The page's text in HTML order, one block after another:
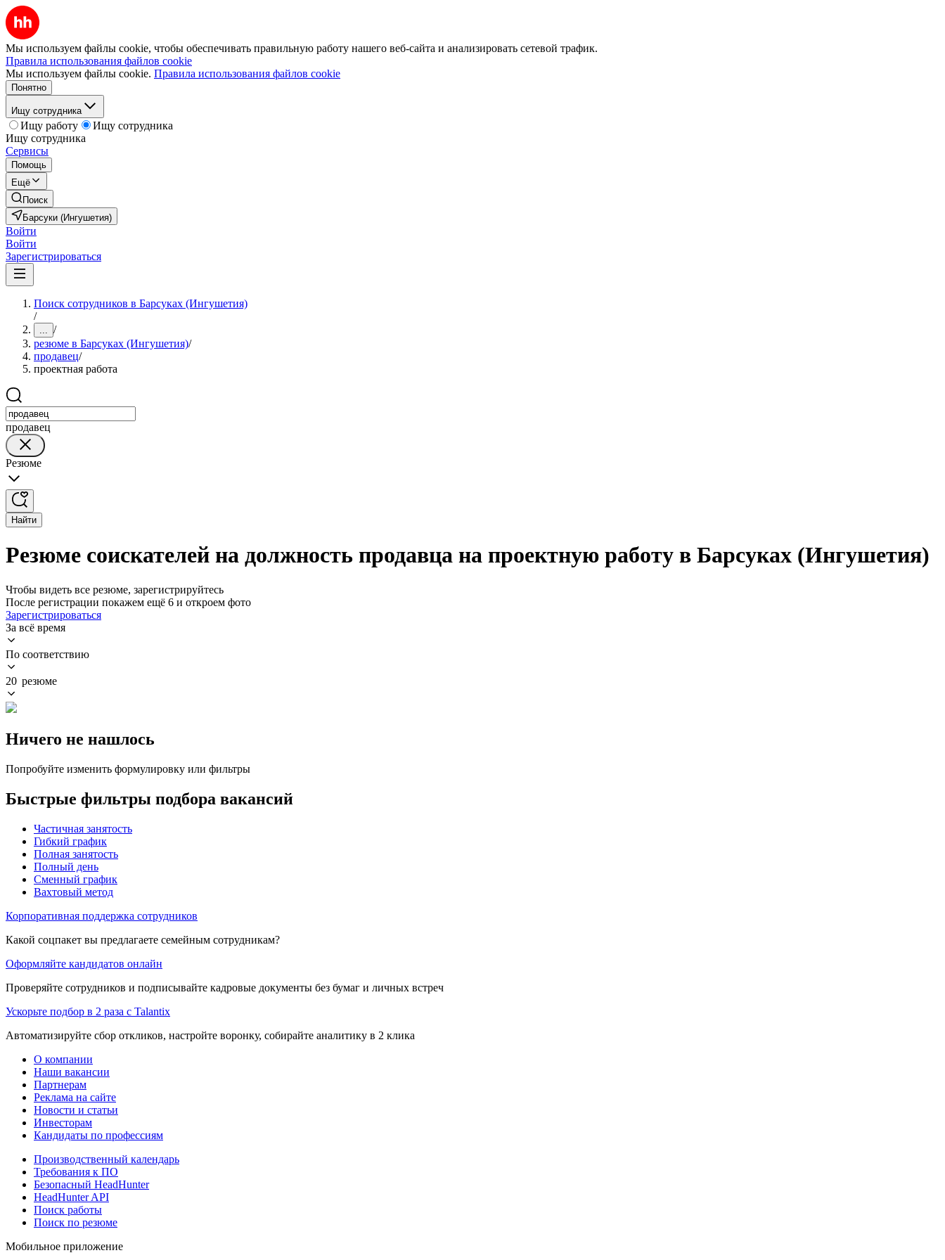
Мы используем файлы cookie, чтобы обеспечивать правильную работу нашего веб-сайта и анализировать сетевой трафик.
Правила использования файлов cookie
Мы используем файлы cookie. Правила использования файлов cookie
Понятно
Ищу сотрудника
Ищу работу
Ищу сотрудника
Ищу сотрудника
Сервисы
Помощь
Ещё
Поиск
Барсуки (Ингушетия)
Войти
Войти
Зарегистрироваться
Поиск сотрудников в Барсуках (Ингушетия)
/
... /
резюме в Барсуках (Ингушетия)/
продавец/
проектная работа
продавец
Резюме
Найти
Резюме соискателей на должность продавца на проектную работу в Барсуках (Ингушетия)
Чтобы видеть все резюме, зарегистрируйтесь
После регистрации покажем ещё 6 и откроем фото
Зарегистрироваться
За всё время
По соответствию
20 резюме
Ничего не нашлось
Попробуйте изменить формулировку или фильтры
Быстрые фильтры подбора вакансий
Частичная занятость
Гибкий график
Полная занятость
Полный день
Сменный график
Вахтовый метод
Корпоративная поддержка сотрудников
Какой соцпакет вы предлагаете семейным сотрудникам?
Оформляйте кандидатов онлайн
Проверяйте сотрудников и подписывайте кадровые документы без бумаг и личных встреч
Ускорьте подбор в 2 раза с Talantix
Автоматизируйте сбор откликов, настройте воронку, собирайте аналитику в 2 клика
О компании
Наши вакансии
Партнерам
Реклама на сайте
Новости и статьи
Инвесторам
Кандидаты по профессиям
Производственный календарь
Требования к ПО
Безопасный HeadHunter
HeadHunter API
Поиск работы
Поиск по резюме
Мобильное приложение